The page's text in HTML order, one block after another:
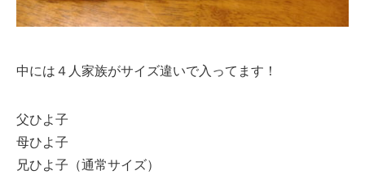
中には４人家族がサイズ違いで入ってます！
父ひよ子
母ひよ子
兄ひよ子（通常サイズ）